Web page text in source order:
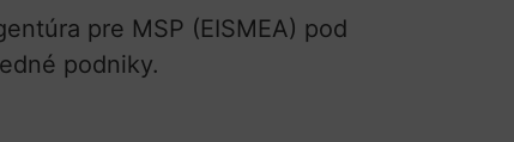
pre MSP (EISMEA) pod
podniky.